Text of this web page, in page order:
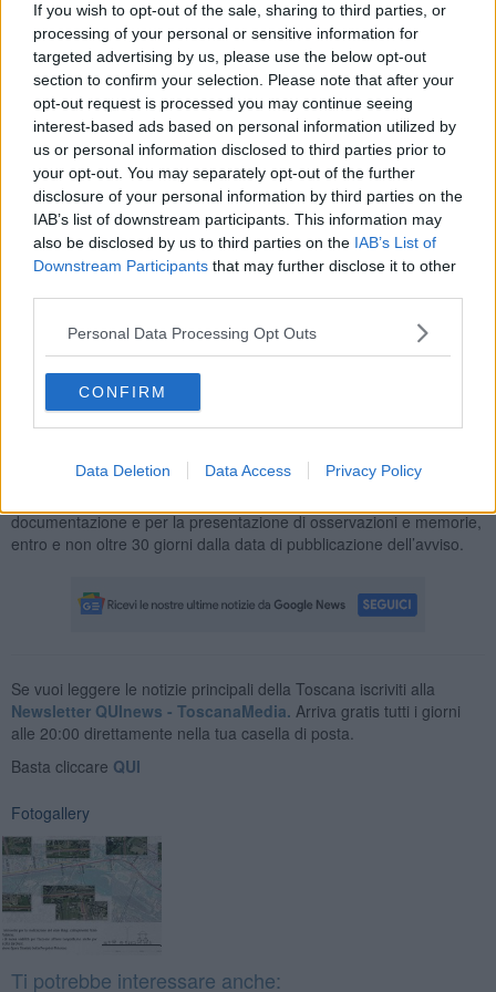
If you wish to opt-out of the sale, sharing to third parties, or
processing of your personal or sensitive information for
targeted advertising by us, please use the below opt-out
section to confirm your selection. Please note that after your
opt-out request is processed you may continue seeing
interest-based ads based on personal information utilized by
us or personal information disclosed to third parties prior to
your opt-out. You may separately opt-out of the further
disclosure of your personal information by third parties on the
IAB’s list of downstream participants. This information may
also be disclosed by us to third parties on the IAB’s List of
Downstream Participants that may further disclose it to other
Personal Data Processing Opt Outs
CONFIRM
Data Deletion Data Access Privacy Policy
nuova viabilitàdi collegamento Pistoiese-Rosselli ha come
scopo prevalente quello di alleggerire il flusso di traffico sulle attuali
direttrici (via Pistoiese - via Baracca - via del Ponte alle Mosse); il
tracciato si sviluppa con andamento prevalentemente parallelo alla
futura Linea tramviaria 4.1, consentendo di ottimizzare l’accesso
alla linea stessa nonché di migliorare il funzionamento della viabilità
locale con la quale si prevede l’interconnessione.
Il nuovo parcheggio scambiatore
“Svincolo Indiano” è individuato
nell’area di via della Stazione delle Cascine, tra la ferrovia Firenze-
Pisa elo svincolo viadotto del Ponte all’Indiano. E’ prevista la
realizzazione di 270 posti auto, appositi stalli per motocicli e
rastrelliere per biciclette e viabilità di raccordo.
La nuova viabilità delle Piaggeè composta da una serie di
interventi infrastrutturali connessi con la futura Linea tramviaria 4.1
finalizzati alla realizzazione di una strada veicolare con
caratteristiche geometriche idonee alla circolazione
circolazione completa di quartiere.
documentazione e per la presentazione di osservazioni e memorie,
entro e non oltre 30 giorni dalla data di pubblicazione dell’avviso.
Se vuoi leggere le notizie principali della Toscana iscriviti alla
Newsletter QUInews - ToscanaMedia. Arriva gratis tutti i giorni
alle 20:00 direttamente nella tua casella di posta.
Basta cliccare QUI
Fotogallery
Ti potrebbe interessare anche: